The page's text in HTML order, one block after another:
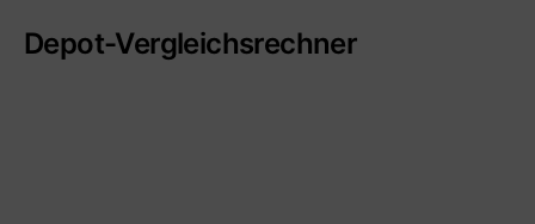
Depot-Vergleichsrechner